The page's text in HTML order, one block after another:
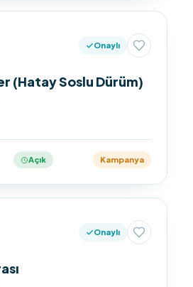
Onaylı
(Hatay Soslu Dürüm)
Açık Kampanya
Onaylı